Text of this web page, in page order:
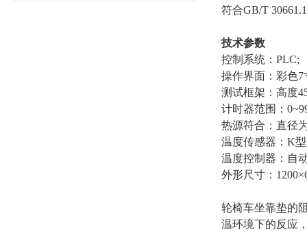
符合GB/T
技术参数
控制系统：PLC;
操作界面：彩色
测试框架：高度
计时器范围：
热源符合：直径
温度传感器：K
温度控制器：自
外形尺寸：
轮椅车坐靠垫的
温环境下的反应